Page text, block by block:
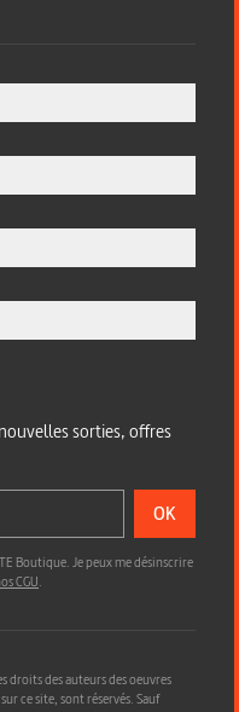
sorties, offres
OK
Boutique. Je peux me désinscrire
CGU.
droits des auteurs des oeuvres
ce site, sont réservés. Sauf